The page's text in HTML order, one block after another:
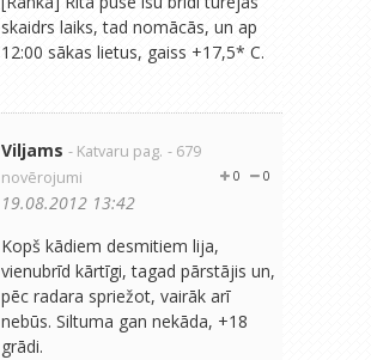
skaidrs laiks, tad nomācās, un ap
12:00 sākas lietus, gaiss +17,5* C.
Viljams - Katvaru pag. - 679
novērojumi
0
0
19.08.2012 13:42
Kopš kādiem desmitiem lija,
vienubrīd kārtīgi, tagad pārstājis un,
pēc radara spriežot, vairāk arī
nebūs. Siltuma gan nekāda, +18
grādi.